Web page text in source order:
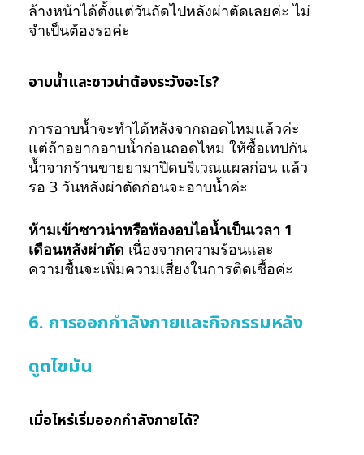
ล้างหน้าได้ตั้งแต่วันถัดไปหลังผ่าตัดเลยค่ะ ไม่
จำเป็นต้องรอค่ะ
อาบน้ำและซาวน่าต้องระวังอะไร?
การอาบน้ำจะทำได้หลังจากถอดไหมแล้วค่ะ
แต่ถ้าอยากอาบน้ำก่อนถอดไหม ให้ซื้อเทปกัน
น้ำจากร้านขายยามาปิดบริเวณแผลก่อน แล้ว
รอ 3 วันหลังผ่าตัดก่อนจะอาบน้ำค่ะ
ห้ามเข้าซาวน่าหรือห้องอบไอน้ำเป็นเวลา 1
เดือนหลังผ่าตัด เนื่องจากความร้อนและ
ความชื้นจะเพิ่มความเสี่ยงในการติดเชื้อค่ะ
6. การออกกำลังกายและกิจกรรมหลัง
ดูดไขมัน
เมื่อไหร่เริ่มออกกำลังกายได้?